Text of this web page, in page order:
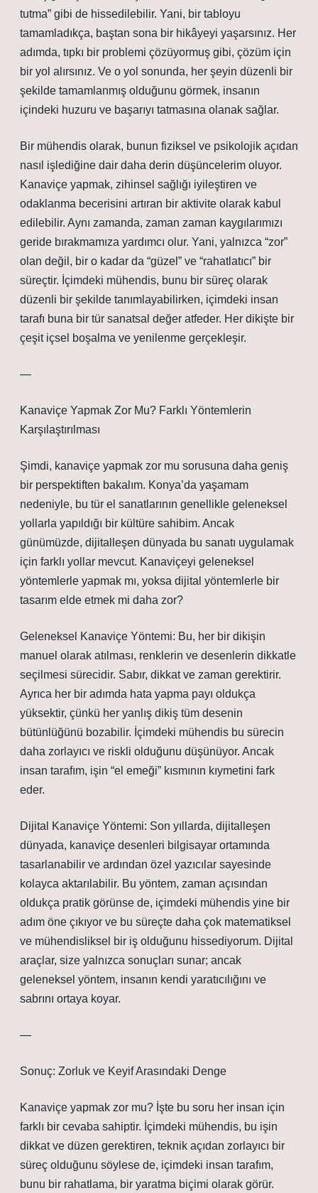
tutma” gibi de hissedilebilir. Yani, bir tabloyu
tamamladıkça, baştan sona bir hikâyeyi yaşarsınız. Her
adımda, tıpkı bir problemi çözüyormuş gibi, çözüm için
bir yol alırsınız. Ve o yol sonunda, her şeyin düzenli bir
şekilde tamamlanmış olduğunu görmek, insanın
içindeki huzuru ve başarıyı tatmasına olanak sağlar.
Bir mühendis olarak, bunun fiziksel ve psikolojik açıdan
nasıl işlediğine dair daha derin düşüncelerim oluyor.
Kanaviçe yapmak, zihinsel sağlığı iyileştiren ve
odaklanma becerisini artıran bir aktivite olarak kabul
edilebilir. Aynı zamanda, zaman zaman kaygılarımızı
geride bırakmamıza yardımcı olur. Yani, yalnızca “zor”
olan değil, bir o kadar da “güzel” ve “rahatlatıcı” bir
süreçtir. İçimdeki mühendis, bunu bir süreç olarak
düzenli bir şekilde tanımlayabilirken, içimdeki insan
tarafı buna bir tür sanatsal değer atfeder. Her dikişte bir
çeşit içsel boşalma ve yenilenme gerçekleşir.
—
Kanaviçe Yapmak Zor Mu? Farklı Yöntemlerin
Karşılaştırılması
Şimdi, kanaviçe yapmak zor mu sorusuna daha geniş
bir perspektiften bakalım. Konya’da yaşamam
nedeniyle, bu tür el sanatlarının genellikle geleneksel
yollarla yapıldığı bir kültüre sahibim. Ancak
günümüzde, dijitalleşen dünyada bu sanatı uygulamak
için farklı yollar mevcut. Kanaviçeyi geleneksel
yöntemlerle yapmak mı, yoksa dijital yöntemlerle bir
tasarım elde etmek mi daha zor?
Geleneksel Kanaviçe Yöntemi: Bu, her bir dikişin
manuel olarak atılması, renklerin ve desenlerin dikkatle
seçilmesi sürecidir. Sabır, dikkat ve zaman gerektirir.
Ayrıca her bir adımda hata yapma payı oldukça
yüksektir, çünkü her yanlış dikiş tüm desenin
bütünlüğünü bozabilir. İçimdeki mühendis bu sürecin
daha zorlayıcı ve riskli olduğunu düşünüyor. Ancak
insan tarafım, işin “el emeği” kısmının kıymetini fark
eder.
Dijital Kanaviçe Yöntemi: Son yıllarda, dijitalleşen
dünyada, kanaviçe desenleri bilgisayar ortamında
tasarlanabilir ve ardından özel yazıcılar sayesinde
kolayca aktarılabilir. Bu yöntem, zaman açısından
oldukça pratik görünse de, içimdeki mühendis yine bir
adım öne çıkıyor ve bu süreçte daha çok matematiksel
ve mühendisliksel bir iş olduğunu hissediyorum. Dijital
araçlar, size yalnızca sonuçları sunar; ancak
geleneksel yöntem, insanın kendi yaratıcılığını ve
sabrını ortaya koyar.
—
Sonuç: Zorluk ve Keyif Arasındaki Denge
Kanaviçe yapmak zor mu? İşte bu soru her insan için
farklı bir cevaba sahiptir. İçimdeki mühendis, bu işin
dikkat ve düzen gerektiren, teknik açıdan zorlayıcı bir
süreç olduğunu söylese de, içimdeki insan tarafım,
bunu bir rahatlama, bir yaratma biçimi olarak görür.